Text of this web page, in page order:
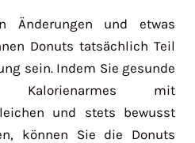
Änderungen und etwas
Donuts tatsächlich Teil
sein. Indem Sie gesunde
Kalorienarmes mit
und stets bewusst
können Sie die Donuts